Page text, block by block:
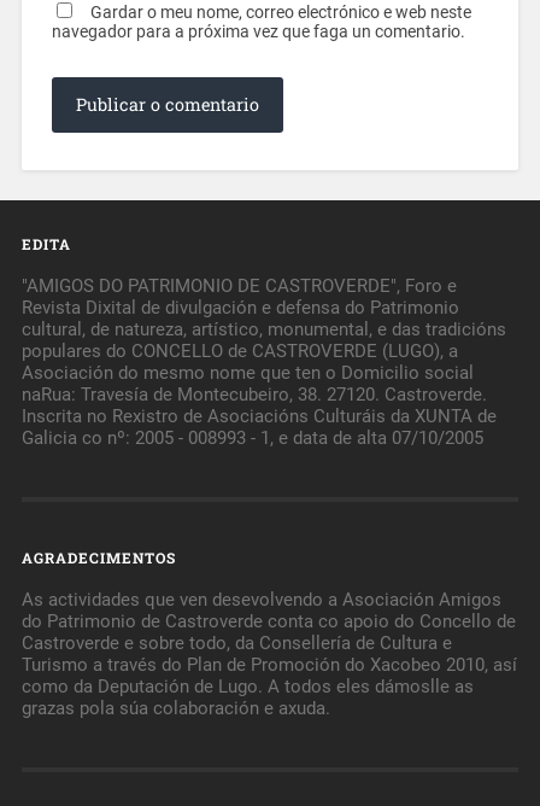
Gardar o meu nome, correo electrónico e web neste
navegador para a próxima vez que faga un comentario.
EDITA
"AMIGOS DO PATRIMONIO DE CASTROVERDE", Foro e
Revista Dixital de divulgación e defensa do Patrimonio
cultural, de natureza, artístico, monumental, e das tradicións
populares do CONCELLO de CASTROVERDE (LUGO), a
Asociación do mesmo nome que ten o Domicilio social
naRua: Travesía de Montecubeiro, 38. 27120. Castroverde.
Inscrita no Rexistro de Asociacións Culturáis da XUNTA de
Galicia co nº: 2005 - 008993 - 1, e data de alta 07/10/2005
AGRADECIMENTOS
As actividades que ven desevolvendo a Asociación Amigos
do Patrimonio de Castroverde conta co apoio do Concello de
Castroverde e sobre todo, da Consellería de Cultura e
Turismo a través do Plan de Promoción do Xacobeo 2010, así
como da Deputación de Lugo. A todos eles dámoslle as
grazas pola súa colaboración e axuda.